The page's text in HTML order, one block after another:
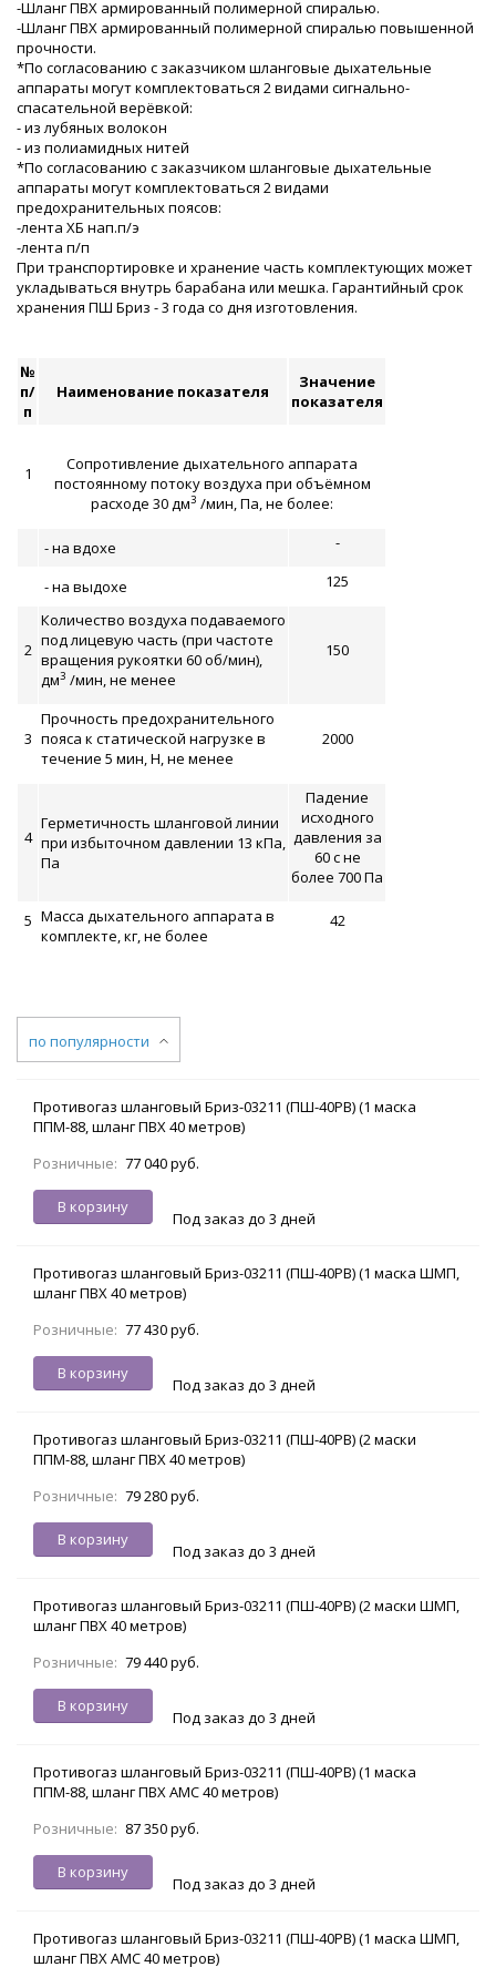
-Шланг ПВХ армированный полимерной спиралью.
-Шланг ПВХ армированный полимерной спиралью повышенной
прочности.
*По согласованию с заказчиком шланговые дыхательные
аппараты могут комплектоваться 2 видами сигнально-
спасательной верёвкой:
- из лубяных волокон
- из полиамидных нитей
*По согласованию с заказчиком шланговые дыхательные
аппараты могут комплектоваться 2 видами
предохранительных поясов:
-лента ХБ нап.п/э
-лента п/п
При транспортировке и хранение часть комплектующих может
укладываться внутрь барабана или мешка. Гарантийный срок
хранения ПШ Бриз - 3 года со дня изготовления.
№
п/
п
Наименование показателя
Значение
показателя
1
Сопротивление дыхательного аппарата
постоянному потоку воздуха при объёмном
расходе 30 дм3 /мин, Па, не более:
- на вдохе -
- на выдохе 125
2
Количество воздуха подаваемого
под лицевую часть (при частоте
вращения рукоятки 60 об/мин),
дм3 /мин, не менее
150
3
Прочность предохранительного
пояса к статической нагрузке в
течение 5 мин, Н, не менее
2000
4
Герметичность шланговой линии
при избыточном давлении 13 кПа,
Па
Падение
исходного
давления за
60 с не
более 700 Па
5 Масса дыхательного аппарата в
комплекте, кг, не более
42
по популярности
Противогаз шланговый Бриз-03211 (ПШ-40РВ) (1 маска
ППМ-88, шланг ПВХ 40 метров)
Розничные: 77 040 руб.
В корзину
Под заказ до 3 дней
Противогаз шланговый Бриз-03211 (ПШ-40РВ) (1 маска ШМП,
шланг ПВХ 40 метров)
Розничные: 77 430 руб.
В корзину
Под заказ до 3 дней
Противогаз шланговый Бриз-03211 (ПШ-40РВ) (2 маски
ППМ-88, шланг ПВХ 40 метров)
Розничные: 79 280 руб.
В корзину
Под заказ до 3 дней
Противогаз шланговый Бриз-03211 (ПШ-40РВ) (2 маски ШМП,
шланг ПВХ 40 метров)
Розничные: 79 440 руб.
В корзину
Под заказ до 3 дней
Противогаз шланговый Бриз-03211 (ПШ-40РВ) (1 маска
ППМ-88, шланг ПВХ АМС 40 метров)
Розничные: 87 350 руб.
В корзину
Под заказ до 3 дней
Противогаз шланговый Бриз-03211 (ПШ-40РВ) (1 маска ШМП,
шланг ПВХ АМС 40 метров)